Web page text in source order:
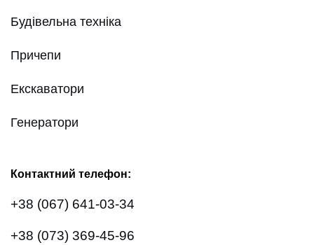
Будівельна техніка
Причепи
Екскаватори
Генератори
Контактний телефон:
+38 (067) 641-03-34
+38 (073) 369-45-96